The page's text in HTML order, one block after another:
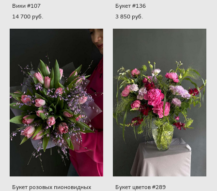
Вики #107
14 700 pуб.
Букет #136
3 850 pуб.
Букет розовых пионовидных Букет цветов #289